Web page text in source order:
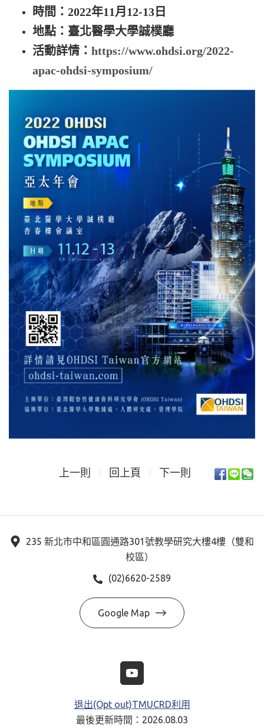
時間 ： 2022年11月12-13日
地點：臺北醫學大學誠樸廳
活動詳情： https://www.ohdsi.org/2022-
apac-ohdsi-symposium/
上一則 回上頁 下一則
235 新北市中和區圓通路301號教學研究大樓4樓（雙和
校區）
(02)6620-2589
Google Map
退出(Opt out)TMUCRD利用
最後更新時間：2026.08.03